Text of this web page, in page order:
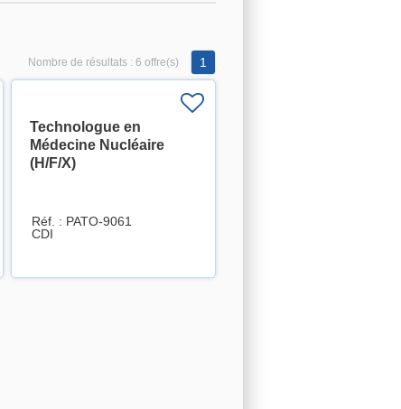
Nombre de résultats : 6 offre(s) 1
Technologue en
Médecine Nucléaire
(H/F/X)
Réf. : PATO-9061
CDI